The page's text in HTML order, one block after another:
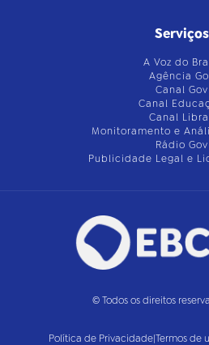
Serviços
A Voz do
Agência
Canal Gov
Canal
Canal
Monitoramento e
Rádio Gov
Publicidade Legal e
© Todos os direitos
Política de Privacidade|Termos de